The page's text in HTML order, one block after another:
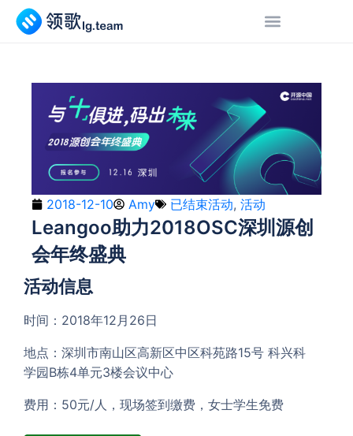
2018-12-10 Amy 已结束活动, 活动
Leangoo助力2018OSC深圳源创
会年终盛典
活动信息
时间：2018年12月26日
地点：深圳市南山区高新区中区科苑路15号 科兴科
学园B栋4单元3楼会议中心
费用：50元/人，现场签到缴费，女士学生免费